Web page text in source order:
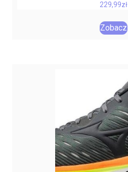
229,99zł
Zobacz